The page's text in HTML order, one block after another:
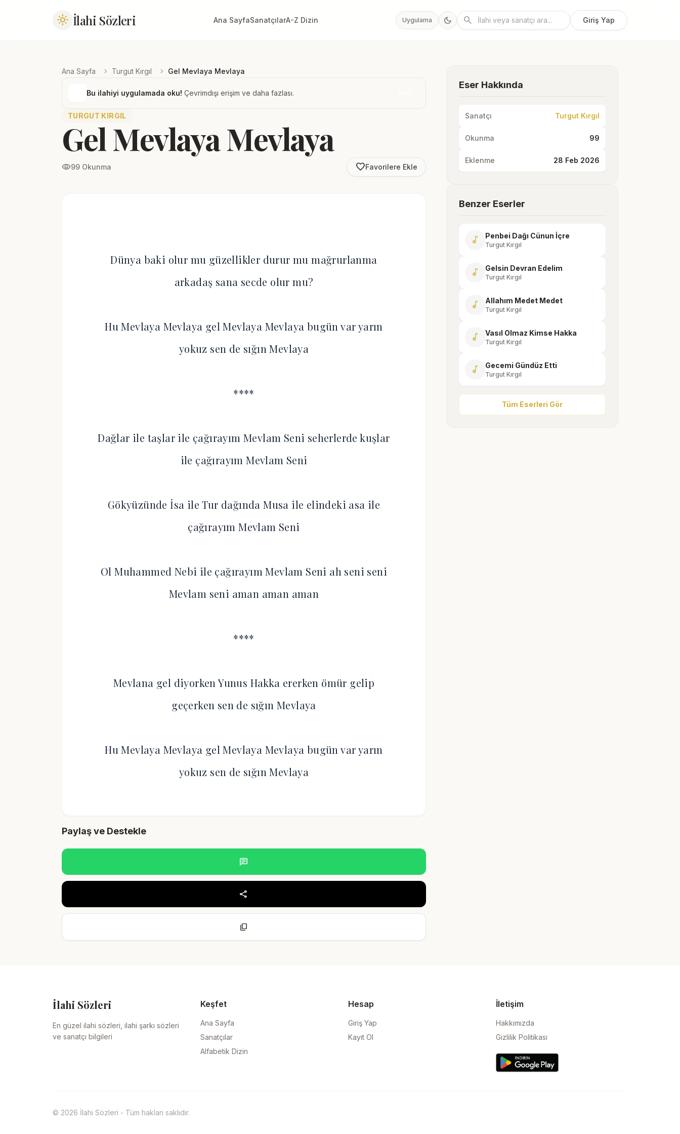
light_mode İlahi Sözleri Ana SayfaSanatçılarA-Z Dizin Uygulama dark_mode search Giriş Yap
Ana Sayfa chevron_right Turgut Kırgıl chevron_right Gel Mevlaya Mevlaya
Bu ilahiyi uygulamada oku! Çevrimdışı erişim ve daha fazlası.
TURGUT KIRGIL
Gel Mevlaya Mevlaya
visibility99 Okunma favorite_borderFavorilere Ekle
Dünya baki olur mu güzellikler durur mu mağrurlanma
arkadaş sana secde olur mu?
Hu Mevlaya Mevlaya gel Mevlaya Mevlaya bugün var yarın
yokuz sen de sığın Mevlaya
****
Dağlar ile taşlar ile çağırayım Mevlam Seni seherlerde kuşlar
ile çağırayım Mevlam Seni
Gökyüzünde İsa ile Tur dağında Musa ile elindeki asa ile
çağırayım Mevlam Seni
Ol Muhammed Nebi ile çağırayım Mevlam Seni ah seni seni
Mevlam seni aman aman aman
****
Mevlana gel diyorken Yunus Hakka ererken ömür gelip
geçerken sen de sığın Mevlaya
Hu Mevlaya Mevlaya gel Mevlaya Mevlaya bugün var yarın
yokuz sen de sığın Mevlaya
Paylaş ve Destekle
chat
share
content_copy
Eser Hakkında
Sanatçı Turgut Kırgıl
Okunma 99
Eklenme 28 Feb 2026
Benzer Eserler
music_note Penbei Dağı Cünun İçre
Turgut Kırgıl
music_note Gelsin Devran Edelim
Turgut Kırgıl
music_note Allahım Medet Medet
Turgut Kırgıl
music_note Vasıl Olmaz Kimse Hakka
Turgut Kırgıl
music_note Gecemi Gündüz Etti
Turgut Kırgıl
Tüm Eserleri Gör
İlahi Sözleri
En güzel ilahi sözleri, ilahi şarkı sözleri
ve sanatçı bilgileri
Keşfet
Ana Sayfa
Sanatçılar
Alfabetik Dizin
Hesap
Giriş Yap
Kayıt Ol
İletişim
Hakkımızda
Gizlilik Politikası
© 2026 İlahi Sözleri - Tüm hakları saklıdır.